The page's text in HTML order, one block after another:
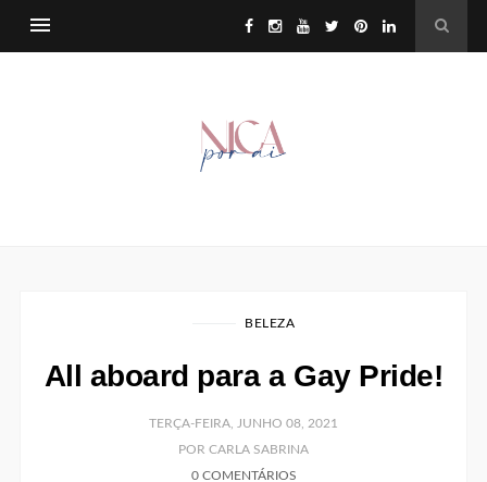
BELEZA
All aboard para a Gay Pride!
TERÇA-FEIRA, JUNHO 08, 2021
POR CARLA SABRINA
0 COMENTÁRIOS